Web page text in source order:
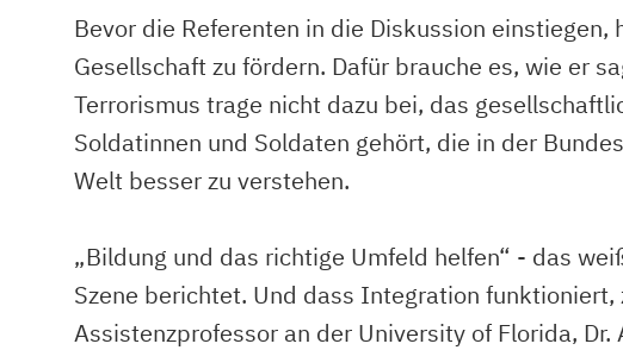
Bevor die Referenten in die Diskussion
Gesellschaft zu fördern. Dafür brauche es, wie er
Terrorismus trage nicht dazu bei, das
Soldatinnen und Soldaten gehört, die in der
Welt besser zu verstehen.
„Bildung und das richtige Umfeld helfen“ - das
Szene berichtet. Und dass Integration
Assistenzprofessor an der University of Florida,